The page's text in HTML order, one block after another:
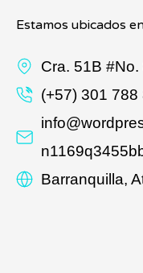
Estamos ubicados
Cra. 51B
(+57) 301 788
Barranquilla,